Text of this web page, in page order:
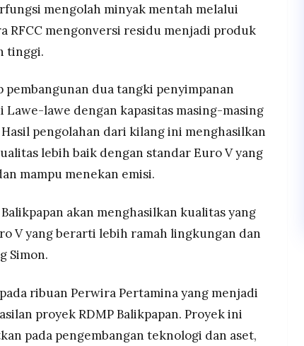
mengolah minyak mentah melalui
RFCC mengonversi residu menjadi produk
tinggi.
pembangunan dua tangki penyimpanan
Lawe-lawe dengan kapasitas masing-masing
pengolahan dari kilang ini menghasilkan
lebih baik dengan standar Euro V yang
mampu menekan emisi.
akan menghasilkan kualitas yang
V yang berarti lebih ramah lingkungan dan
Simon.
ribuan Perwira Pertamina yang menjadi
proyek RDMP Balikpapan. Proyek ini
pada pengembangan teknologi dan aset,